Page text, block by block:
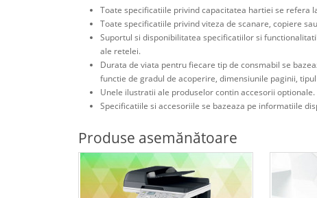
Toate specificatiile privind capacitatea hartiei se refera
Toate specificatiile privind viteza de scanare, copiere
Suportul si disponibilitatea specificatiilor si
ale retelei.
Durata de viata pentru fiecare tip de consmabil se
functie de gradul de acoperire, dimensiunile paginii,
Unele ilustratii ale produselor contin accesorii optionale.
Specificatiile si accesoriile se bazeaza pe informatiile
Produse asemănătoare